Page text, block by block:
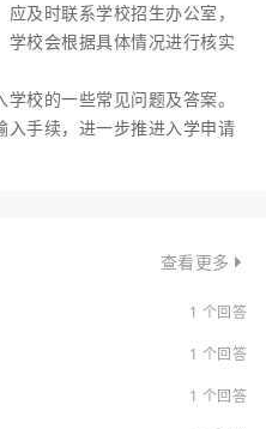
及时联系学校招生办公室，
校会根据具体情况进行核实
校的一些常见问题及答案。
手续，进一步推进入学申请
查看更多
1 个回答
1 个回答
1 个回答